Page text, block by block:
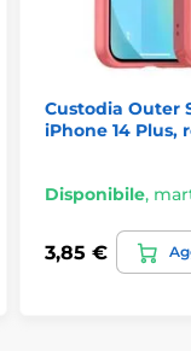
nei punti
l'inserimento
si adatta
ovunque tu sia
TPU flessibile
utilizzato
pressione.
in
Custodia Outer
iPhone 14 Plus,
Disponibile,
3,85 €